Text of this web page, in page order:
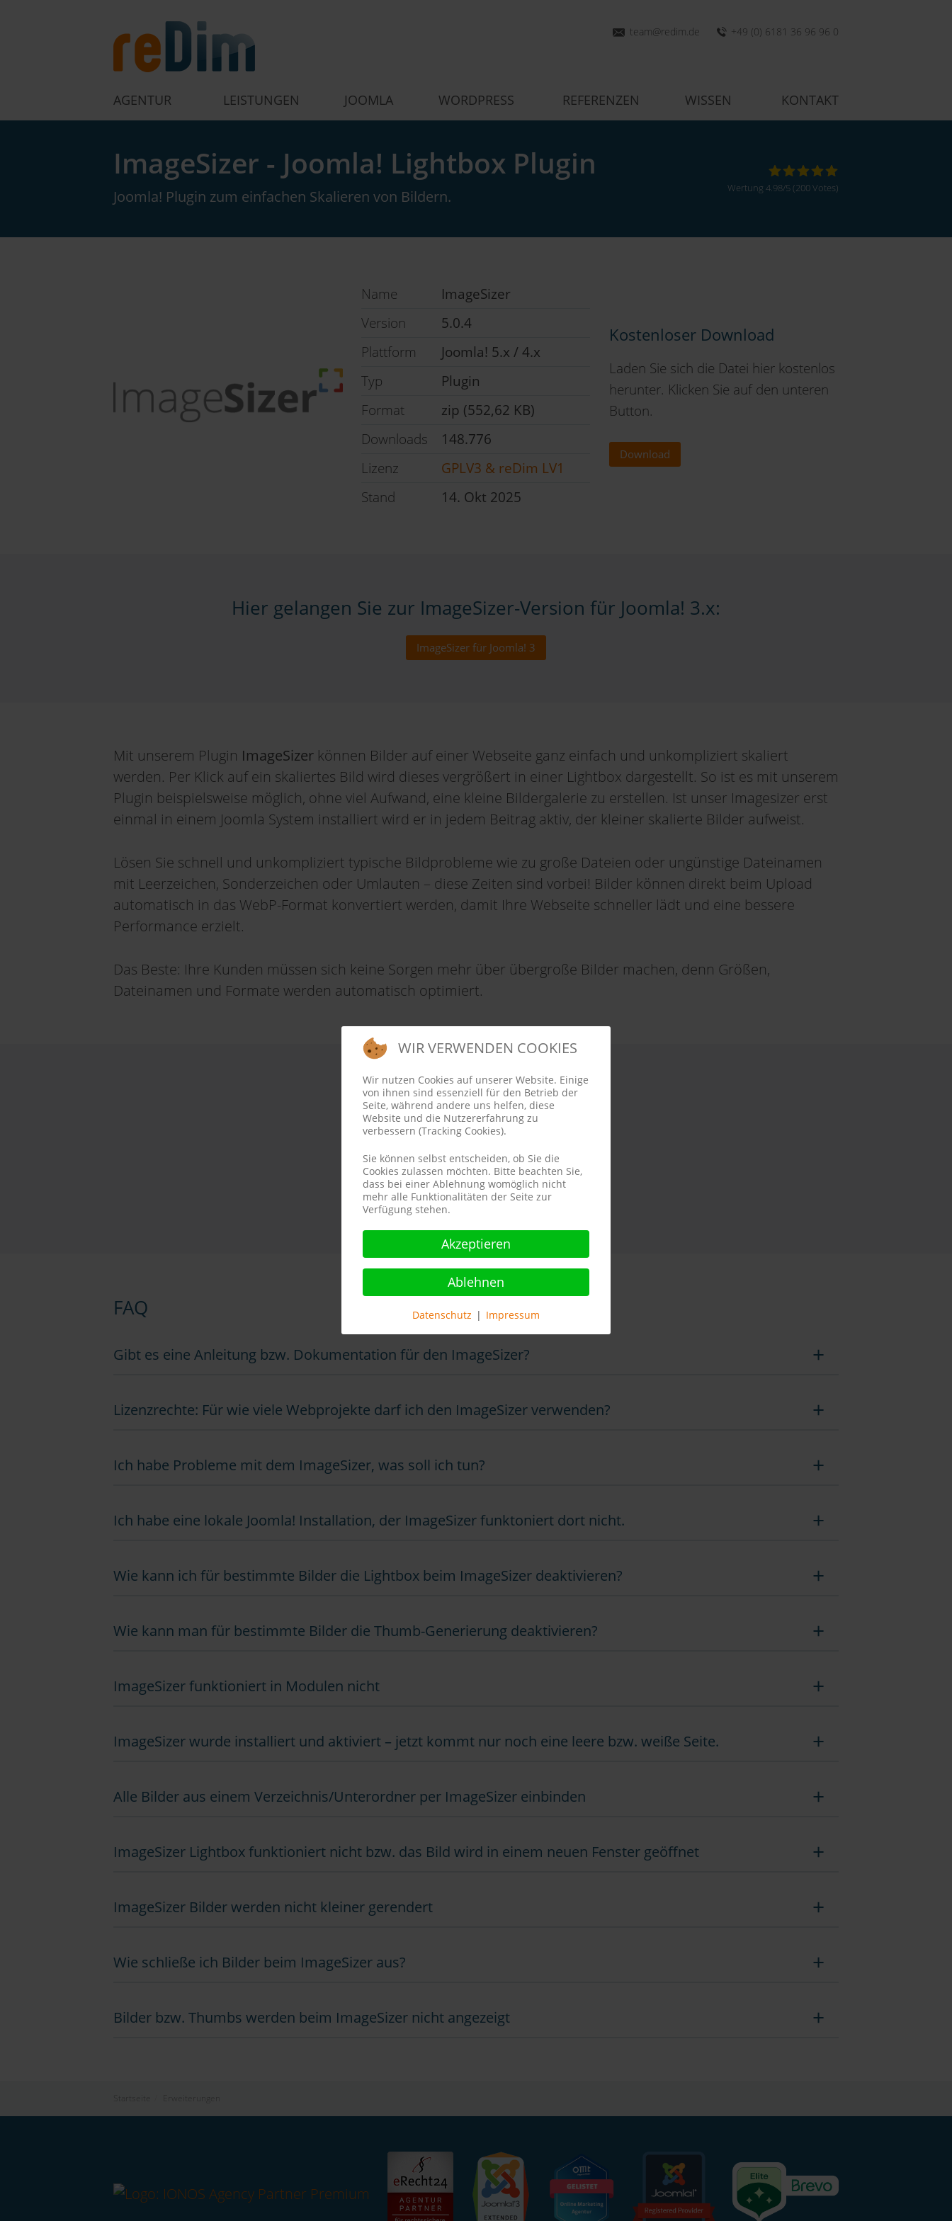
team@redim.de +49 (0) 6181 36 96 96 0
AGENTUR LEISTUNGEN JOOMLA WORDPRESS REFERENZEN WISSEN KONTAKT
Wertung 4.98/5(200Votes)
ImageSizer - Joomla! Lightbox Plugin
Joomla! Plugin zum einfachen Skalieren von Bildern.
Name
ImageSizer
Version
5.0.4
Plattform
Joomla! 5.x / 4.x
Typ
Plugin
Format
zip (552,62 KB)
Downloads
148.776
Lizenz
GPLV3 & reDim LV1
Stand
14. Okt 2025
Kostenloser Download
Laden Sie sich die Datei hier kostenlos
herunter. Klicken Sie auf den unteren
Button.
Download
Hier gelangen Sie zur ImageSizer-Version für Joomla! 3.x:
ImageSizer für Joomla! 3
Mit unserem Plugin ImageSizer können Bilder auf einer Webseite ganz einfach und unkompliziert skaliert
werden. Per Klick auf ein skaliertes Bild wird dieses vergrößert in einer Lightbox dargestellt. So ist es mit unserem
Plugin beispielsweise möglich, ohne viel Aufwand, eine kleine Bildergalerie zu erstellen. Ist unser Imagesizer erst
einmal in einem Joomla System installiert wird er in jedem Beitrag aktiv, der kleiner skalierte Bilder aufweist.
Lösen Sie schnell und unkompliziert typische Bildprobleme wie zu große Dateien oder ungünstige Dateinamen
mit Leerzeichen, Sonderzeichen oder Umlauten – diese Zeiten sind vorbei! Bilder können direkt beim Upload
automatisch in das WebP-Format konvertiert werden, damit Ihre Webseite schneller lädt und eine bessere
Performance erzielt.
Das Beste: Ihre Kunden müssen sich keine Sorgen mehr über übergroße Bilder machen, denn Größen,
Dateinamen und Formate werden automatisch optimiert.
Dir gefällt der ImageSizer?
Schreibe eine Bewertung auf joomla.org!
FAQ
Gibt es eine Anleitung bzw. Dokumentation für den ImageSizer?
Lizenzrechte: Für wie viele Webprojekte darf ich den ImageSizer verwenden?
Ich habe Probleme mit dem ImageSizer, was soll ich tun?
Ich habe eine lokale Joomla! Installation, der ImageSizer funktoniert dort nicht.
Wie kann ich für bestimmte Bilder die Lightbox beim ImageSizer deaktivieren?
Wie kann man für bestimmte Bilder die Thumb-Generierung deaktivieren?
ImageSizer funktioniert in Modulen nicht
ImageSizer wurde installiert und aktiviert – jetzt kommt nur noch eine leere bzw. weiße Seite.
Alle Bilder aus einem Verzeichnis/Unterordner per ImageSizer einbinden
ImageSizer Lightbox funktioniert nicht bzw. das Bild wird in einem neuen Fenster geöffnet
ImageSizer Bilder werden nicht kleiner gerendert
Wie schließe ich Bilder beim ImageSizer aus?
Bilder bzw. Thumbs werden beim ImageSizer nicht angezeigt
Erweiterungen
WIR VERWENDEN COOKIES
Wir nutzen Cookies auf unserer Website. Einige
von ihnen sind essenziell für den Betrieb der
Seite, während andere uns helfen, diese
Website und die Nutzererfahrung zu
verbessern (Tracking Cookies).
Sie können selbst entscheiden, ob Sie die
Cookies zulassen möchten. Bitte beachten Sie,
dass bei einer Ablehnung womöglich nicht
mehr alle Funktionalitäten der Seite zur
Verfügung stehen.
Akzeptieren
Ablehnen
Datenschutz | Impressum